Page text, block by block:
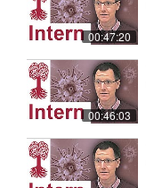
00:47:20
00:46:03